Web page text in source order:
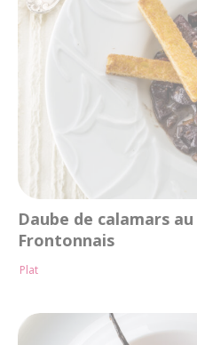
Daube de calamars
Frontonnais
Plat